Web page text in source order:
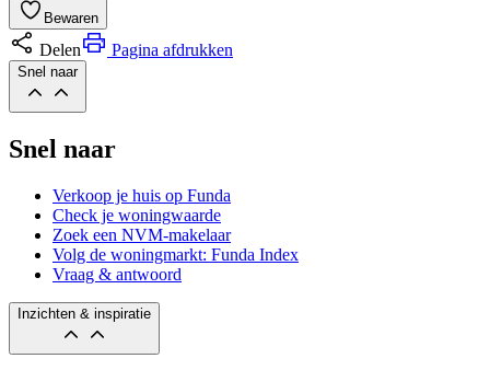
Bewaren
Delen Pagina afdrukken
Snel naar
Snel naar
Verkoop je huis op Funda
Check je woningwaarde
Zoek een NVM-makelaar
Volg de woningmarkt: Funda Index
Vraag & antwoord
Inzichten & inspiratie